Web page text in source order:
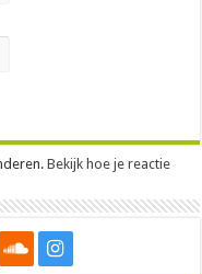
Bekijk hoe je reactie